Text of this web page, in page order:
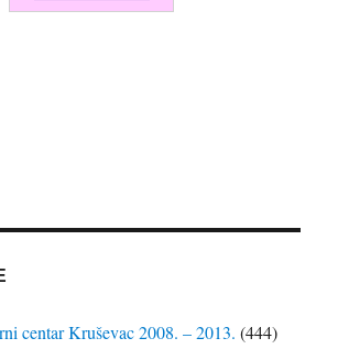
centar Kruševac 2008. – 2013. (444)